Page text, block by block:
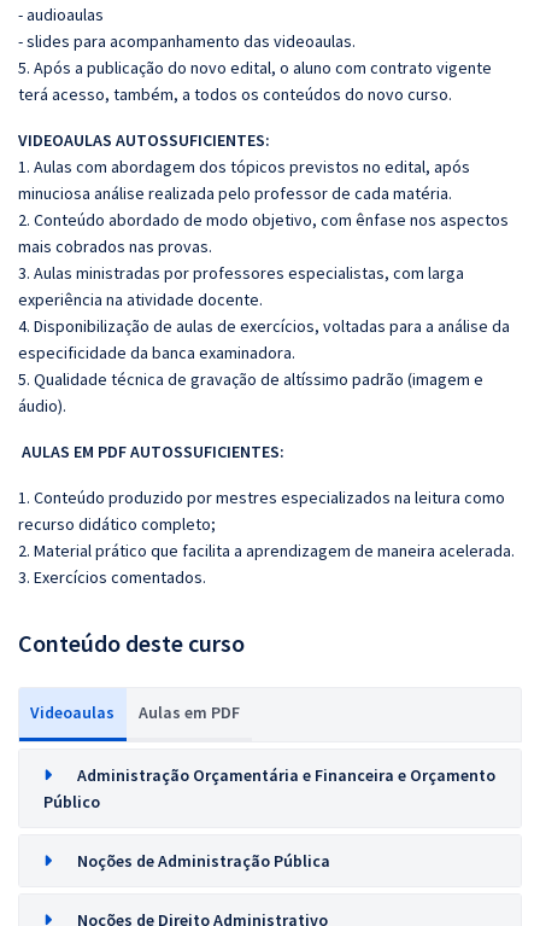
- audioaulas
- slides para acompanhamento das videoaulas.
5. Após a publicação do novo edital, o aluno com contrato vigente
terá acesso, também, a todos os conteúdos do novo curso.
VIDEOAULAS AUTOSSUFICIENTES:
1. Aulas com abordagem dos tópicos previstos no edital, após
minuciosa análise realizada pelo professor de cada matéria.
2. Conteúdo abordado de modo objetivo, com ênfase nos aspectos
mais cobrados nas provas.
3. Aulas ministradas por professores especialistas, com larga
experiência na atividade docente.
4. Disponibilização de aulas de exercícios, voltadas para a análise da
especificidade da banca examinadora.
5. Qualidade técnica de gravação de altíssimo padrão (imagem e
áudio).
AULAS EM PDF AUTOSSUFICIENTES:
1. Conteúdo produzido por mestres especializados na leitura como
recurso didático completo;
2. Material prático que facilita a aprendizagem de maneira acelerada.
3. Exercícios comentados.
Conteúdo deste curso
Videoaulas Aulas em PDF
Administração Orçamentária e Financeira e Orçamento
Público
Noções de Administração Pública
Noções de Direito Administrativo